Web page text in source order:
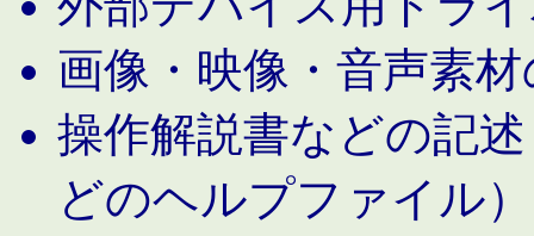
画像・映像・音声素
操作解説書などの記
どのヘルプファイル）